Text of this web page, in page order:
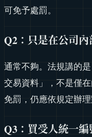
可免予處罰。
Q2：只是在公司
通常不夠。法規講的
交易資料」，不是僅
免罰，仍應依規定辦理
Q3：買受人統一